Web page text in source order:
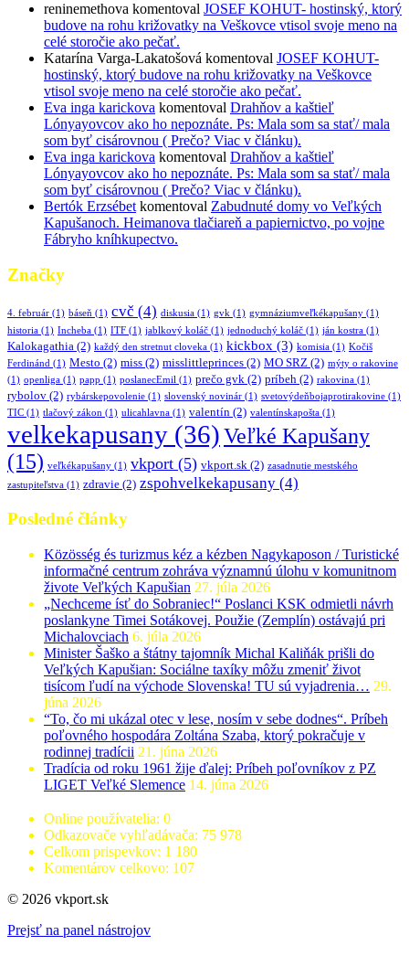
reninemethova komentoval JOSEF KOHUT- hostinský, ktorý
budove na rohu križovatky na Veškovce vtisol svoje meno na
celé storočie ako pečať.
Katarína Varga-Lakatošová komentoval JOSEF KOHUT-
hostinský, ktorý budove na rohu križovatky na Veškovce
vtisol svoje meno na celé storočie ako pečať.
Eva inga karickova komentoval Drahňov a kaštieľ
Lónyayovcov ako ho nepoznáte. Ps: Mala som sa stať/ mala
som byť cisárovnou ( Prečo? Viac v článku).
Eva inga karickova komentoval Drahňov a kaštieľ
Lónyayovcov ako ho nepoznáte. Ps: Mala som sa stať/ mala
som byť cisárovnou ( Prečo? Viac v článku).
Bertók Erzsébet komentoval Zabudnuté domy vo Veľkých
Kapušanoch. Heimanova tlačiareň a papiernictvo, po vojne
Fábryho kníhkupectvo.
Značky
4. február (1) báseň (1) cvč (4) diskusia (1) gvk (1) gymnáziumveľkékapušany (1)
historia (1) Incheba (1) ITF (1) jablkový koláč (1) jednoduchý koláč (1) ján kostra (1)
Kalokagathia (2) každý den stretnut cloveka (1) kickbox (3) komisia (1) Kočiš
Ferdinánd (1) Mesto (2) miss (2) misslittleprinces (2) MO SRZ (2) mýty o rakovine
(1) openliga (1) papp (1) poslanecEmil (1) prečo gvk (2) príbeh (2) rakovina (1)
rybolov (2) rybárskepovolenie (1) slovenský novinár (1) svetovýdeňbojaprotirakovine (1)
TIC (1) tlačový zákon (1) ulicahlavna (1) valentín (2) valentínskapošta (1)
velkekapusany (36)Veľké Kapušany
(15) veľkékapušany (1) vkport (5) vkport.sk (2) zasadnutie mestského
zastupiteľstva (1) zdravie (2) zspohvelkekapusany (4)
Posledné články
Közösség és turizmus kéz a kézben Nagykaposon / Turistické
informačné centrum zohráva významnú úlohu v komunitnom
živote Veľkých Kapušian 27. júla 2026
„Nechceme ísť do Sobraniec!“ Poslanci KSK odmietli návrh
poslankyne Timei Sotákovej. Použie (Zemplín) ostávajú pri
Michalovciach 6. júla 2026
Minister Šaško a štátny tajomník Michal Kaliňák prišli do
Veľkých Kapušian: Sociálne taxíky môžu zmeniť život
tisícom ľudí na východe Slovenska! TU sú vyjadrenia… 29.
júna 2026
“To, čo mi ukázal otec v lese, nosím v sebe dodnes“. Príbeh
poľovného hospodára Zoltána Szaba, ktorý pokračuje v
rodinnej tradícii 21. júna 2026
Tradícia od roku 1961 žije ďalej: Príbeh poľovníkov z PZ
LIGET Veľké Slemence 14. júna 2026
Online používatelia: 0
Odkazovače vyhľadávača: 75 978
Celkom prispevkov: 1 180
Komentárov celkovo: 107
© 2026 vkport.sk
Prejsť na panel nástrojov